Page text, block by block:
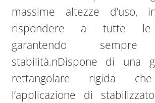
massime altezze d’uso,
rispondere a tutte le
garantendo sempre
stabilità.nDispone di una
rettangolare rigida
l’applicazione di